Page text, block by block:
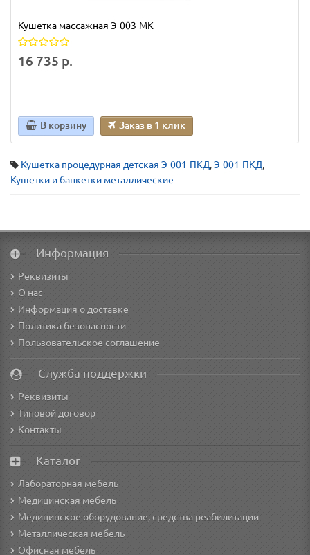
Кушетка массажная Э-003-МК
16 735 р.
В корзину Заказ в 1 клик
Кушетка процедурная детская Э-001-ПКД,Э-001-ПКД,
Кушетки и банкетки металлические
Информация
Реквизиты
О нас
Информация о доставке
Политика безопасности
Пользовательское соглашение
Служба поддержки
Реквизиты
Типовой договор
Контакты
Каталог
Лабораторная мебель
Медицинская мебель
Медицинское оборудование, средства реабилитации
Металлическая мебель
Офисная мебель